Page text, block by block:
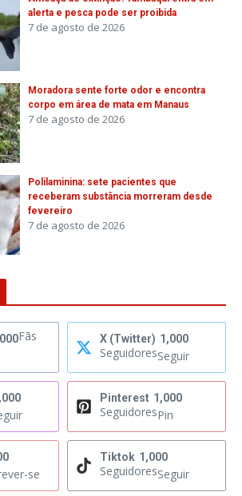
alerta e pesca pode ser proibida
7 de agosto de 2026
Moradora sente forte odor e encontra
corpo em área de mata em Manaus
7 de agosto de 2026
Polilaminina: sete pacientes que
receberam substância morreram desde
fevereiro
7 de agosto de 2026
Fãs
X (Twitter) 1,000
SeguidoresSeguir
Pinterest 1,000
SeguidoresPin
se
Tiktok 1,000
SeguidoresSeguir